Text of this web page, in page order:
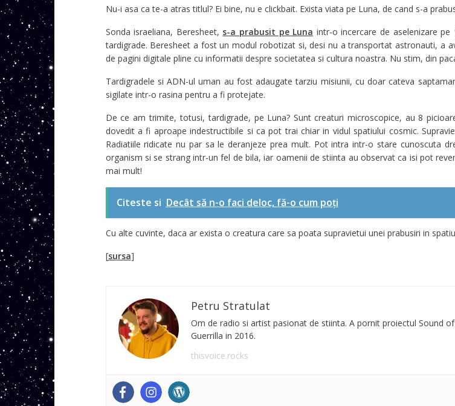
Nu-i asa ca te-a atras titlul? Ei bine, nu e clickbait. Exista viata pe Luna, de cand s-a
Sonda israeliana, Beresheet, s-a prabusit pe Luna intr-o incercare de aselenizare
tardigrade. Beresheet a fost un modul robotizat si, desi nu a transportat astronauti, a
de pagini digitale pline cu informatii despre societatea si cultura noastra. Nu stim, din
Tardigradele si ADN-ul uman au fost adaugate tarziu misiunii, cu doar cateva
sigilate intr-o rasina pentru a fi protejate.
De ce am trimite, totusi, tardigrade, pe Luna? Sunt creaturi microscopice, au 8
dovedit a fi aproape indestructibile si ca pot trai chiar in vidul spatiului cosmic.
Radiatiile ridicate nu par sa le deranjeze prea mult. Pot intra intr-o stare cunoscuta
organism si se strang intr-un fel de bila, iar oamenii de stiinta au observat ca isi pot
mai mult!
Citeste si Decât să n-o faci deloc, fă-o cum poți
Cu alte cuvinte, daca ar exista o creatura care sa poata supravietui unei prabusiri in
[sursa]
Petru Stratulat
Om de radio si artist pasionat de stiinta. A pornit proiectul Sound
Guerrilla in 2016.
thisvoice.rocks